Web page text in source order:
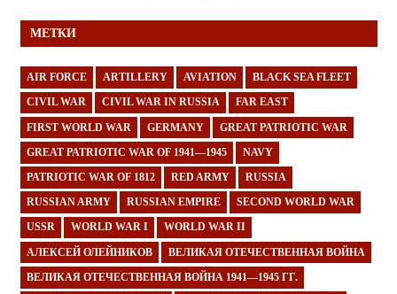
МЕТКИ
AIR FORCE ARTILLERY AVIATION BLACK SEA FLEET
CIVIL WAR CIVIL WAR IN RUSSIA FAR EAST
FIRST WORLD WAR GERMANY GREAT PATRIOTIC WAR
GREAT PATRIOTIC WAR OF 1941—1945 NAVY
PATRIOTIC WAR OF 1812 RED ARMY RUSSIA
RUSSIAN ARMY RUSSIAN EMPIRE SECOND WORLD WAR
USSR WORLD WAR I WORLD WAR II
АЛЕКСЕЙ ОЛЕЙНИКОВ ВЕЛИКАЯ ОТЕЧЕСТВЕННАЯ ВОЙНА
ВЕЛИКАЯ ОТЕЧЕСТВЕННАЯ ВОЙНА 1941—1945 ГГ.